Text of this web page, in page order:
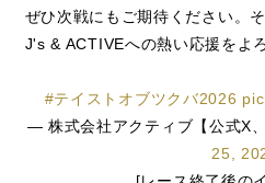
ぜひ次戦にもご期待ください。
J's & ACTIVEへの熱い応援をよ
#テイストオブツクバ2026
— 株式会社アクティブ【公式X
25,